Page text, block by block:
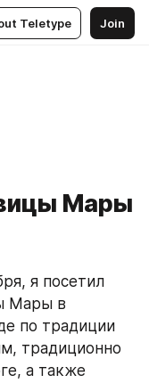
Teletype Join
Мары
я посетил
Мары в
по традиции
традиционно